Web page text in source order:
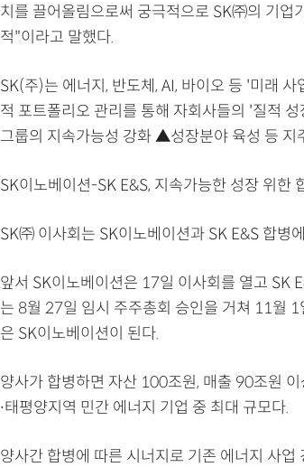
치를 끌어올림으로써 궁극적으로 SK㈜의 기업
적"이라고 말했다.
SK(주)는 에너지, 반도체, AI, 바이오 등 '미래
적 포트폴리오 관리를 통해 자회사들의 '질적
그룹의 지속가능성 강화 ▲성장분야 육성 등 지
SK이노베이션-SK E&S, 지속가능한 성장 위한
SK㈜ 이사회는 SK이노베이션과 SK E&S 합병
앞서 SK이노베이션은 17일 이사회를 열고 SK
는 8월 27일 임시 주주총회 승인을 거쳐 11월
은 SK이노베이션이 된다.
양사가 합병하면 자산 100조원, 매출 90조원
∙태평양지역 민간 에너지 기업 중 최대 규모다.
양사간 합병에 따른 시너지로 기존 에너지 사